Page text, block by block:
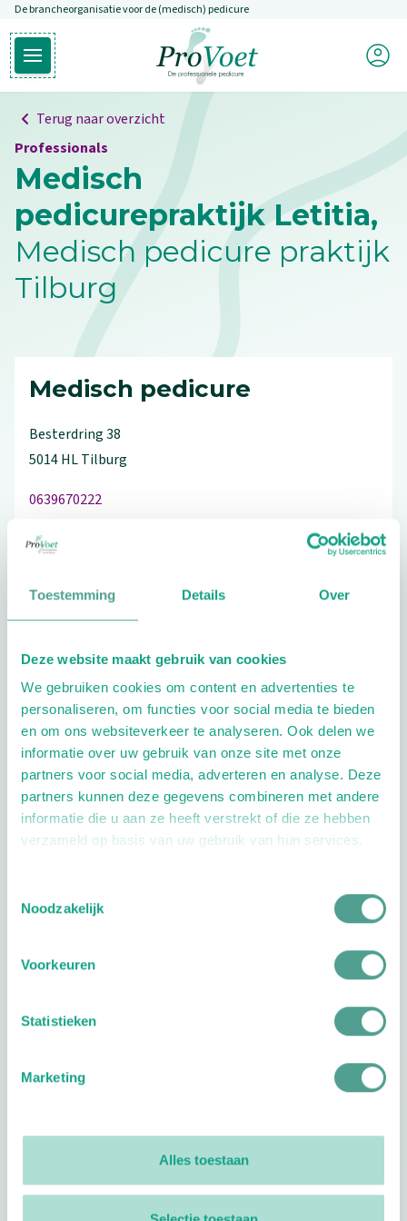
Toestemming Details Over
Deze website maakt gebruik van cookies
We gebruiken cookies om content en advertenties te
personaliseren, om functies voor social media te bieden
en om ons websiteverkeer te analyseren. Ook delen we
informatie over uw gebruik van onze site met onze
partners voor social media, adverteren en analyse. Deze
partners kunnen deze gegevens combineren met andere
informatie die u aan ze heeft verstrekt of die ze hebben
verzameld op basis van uw gebruik van hun services.
Noodzakelijk
Voorkeuren
Statistieken
Marketing
Alles toestaan
Overslaan en naar de inhoud gaan
De brancheorganisatie voor de (medisch) pedicure
Open hoofdmenu
Ga naar de homepagina
Mijn
Terug naar overzicht
Professionals
Medisch
pedicurepraktijk Letitia,
Medisch pedicure praktijk
Tilburg
Medisch pedicure
Besterdring38
5014 HLTilburg
0639670222
Extra opties
Plan je route
Footer
Volg ProVoet